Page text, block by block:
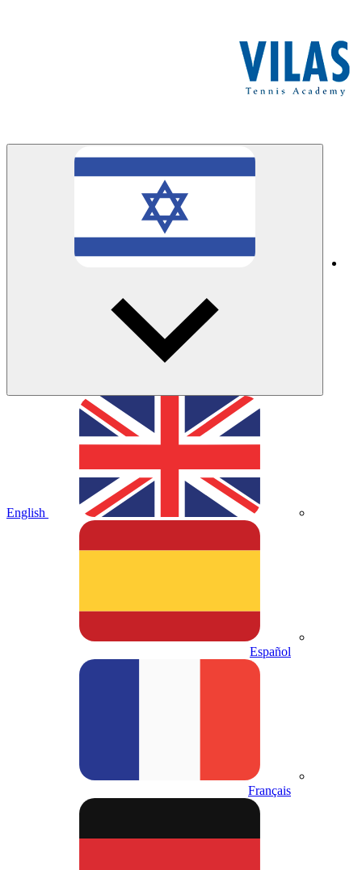
English
Español
Français